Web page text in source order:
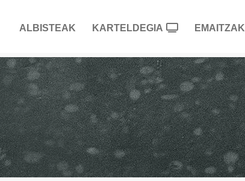
ALBISTEAK KARTELDEGIA EMAITZAK